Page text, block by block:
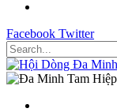
Facebook Twitter